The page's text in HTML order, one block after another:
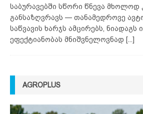
საბურავებში სწორი წნევა
განსაზღვრავს — თანამედროვე
საწვავის ხარჯს ამცირებს, ნიადაგს
ეფექტიანობას მნიშვნელოვნად [...]
AGROPLUS